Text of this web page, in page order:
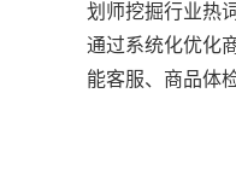
划师挖掘行业热词
通过系统化优化
能客服、商品体